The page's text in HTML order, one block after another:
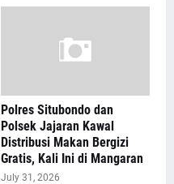
Polres Situbondo dan
Polsek Jajaran Kawal
Distribusi Makan Bergizi
Gratis, Kali Ini di Mangaran
July 31, 2026